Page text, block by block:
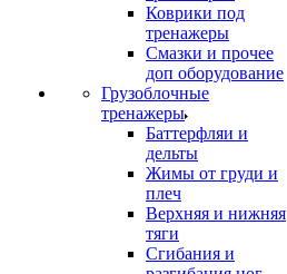
Коврики под
тренажеры
Смазки и прочее
доп оборудование
Грузоблочные
тренажеры
Баттерфляи и
дельты
Жимы от груди и
плеч
Верхняя и нижняя
тяги
Сгибания и